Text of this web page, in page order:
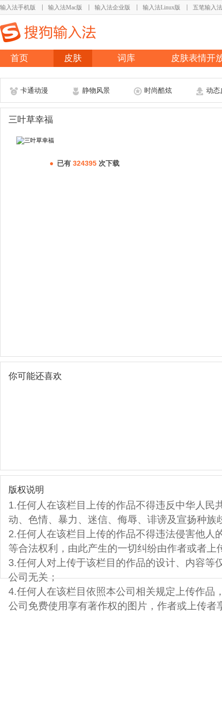
输入法手机版 输入法Mac版 输入法企业版 输入法Linux版 五笔输入法
首页 皮肤 词库 皮肤表情开
卡通动漫 静物风景 时尚酷炫 动态
三叶草幸福
已有 324395 次下载
你可能还喜欢
版权说明
1.任何人在该栏目上传的作品不得违反中华人民
动、色情、暴力、迷信、侮辱、诽谤及宣扬种族
2.任何人在该栏目上传的作品不得违法侵害他人
等合法权利，由此产生的一切纠纷由作者或者上
3.任何人对上传于该栏目的作品的设计、内容等
公司无关；
4.任何人在该栏目依照本公司相关规定上传作品
公司免费使用享有著作权的图片，作者或上传者